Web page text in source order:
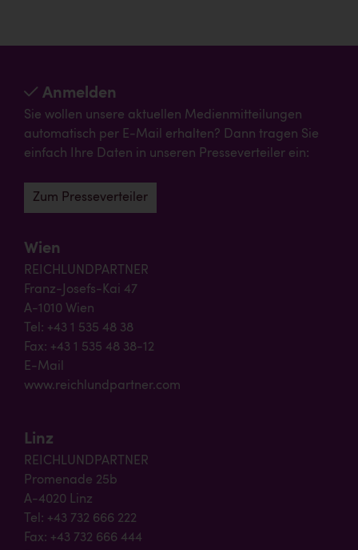
Anmelden
Sie wollen unsere aktuellen Medienmitteilungen
automatisch per E-Mail erhalten? Dann tragen Sie
einfach Ihre Daten in unseren Presseverteiler ein:
Zum Presseverteiler
Wien
REICHLUNDPARTNER
Franz-Josefs-Kai 47
A-1010 Wien
Tel: +43 1 535 48 38
Fax: +43 1 535 48 38-12
E-Mail
www.reichlundpartner.com
Linz
REICHLUNDPARTNER
Promenade 25b
A-4020 Linz
Tel: +43 732 666 222
Fax: +43 732 666 444